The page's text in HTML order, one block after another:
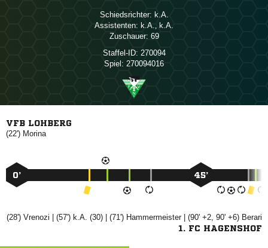
Schiedsrichter: 
Assistenten: , 
Zuschauer: 69
Staffel-ID: 270094
Spiel: 270094016
VFB LOHBERG
(22') 
0’ 45’
(28')  | (57') k.A. (30) | (71') | (90' +2, 90' +6) 
1. FC HAGENSHOF